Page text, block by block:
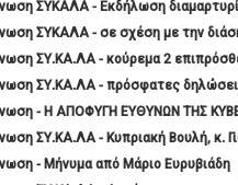
ΣΥΚΑΛΑ - Eκδήλωση
ΣΥΚΑΛΑ - σε σχέση με την
ΣΥ.ΚΑ.ΛΑ - κούρεμα 2
ΣΥ.ΚΑ.ΛΑ - πρόσφατες
- Η ΑΠΟΦΥΓΗ ΕΥΘΥΝΩΝ ΤΗΣ
ΣΥ.ΚΑ.ΛΑ - Κυπριακή Βουλή, κ.
- Μήνυμα από Μάριο Ευρυβιάδη